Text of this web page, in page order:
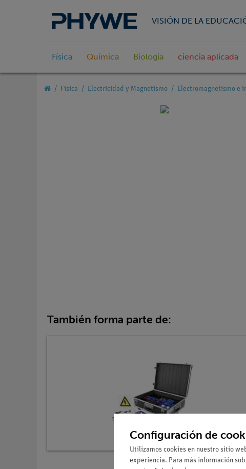
VISIÓN DE LA
Física Química Biologia ciencia aplicada
Física Electricidad y Magnetismo Electromagnetismo e
También forma parte de:
Configuración de
Utilizamos cookies en nuestro sitio
experiencia. Para más información